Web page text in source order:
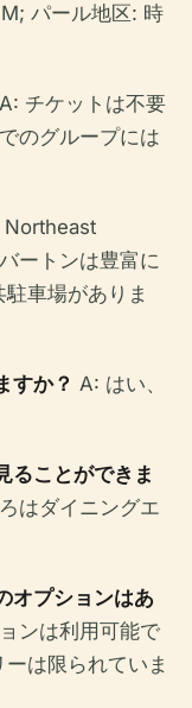
パール地区: 時
A: チケットは不要
のグループには
Northeast
ートンは豊富に
車場がありま
すか？ A: はい、
ることができま
はダイニングエ
オプションはあ
ンは利用可能で
は限られていま